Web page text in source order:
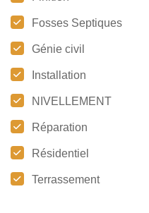
Fosses Septiques
Génie civil
Installation
NIVELLEMENT
Réparation
Résidentiel
Terrassement